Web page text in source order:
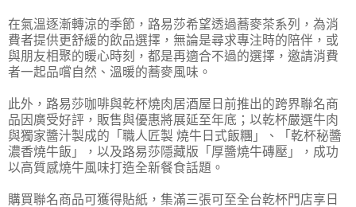
在氣溫逐漸轉涼的季節，路易莎希望透過蕎麥茶系列，為消
費者提供更舒緩的飲品選擇，無論是尋求專注時的陪伴，或
與朋友相聚的暖心時刻，都是再適合不過的選擇，邀請消費
者一起品嚐自然、溫暖的蕎麥風味。
此外，路易莎咖啡與乾杯燒肉居酒屋日前推出的跨界聯名商
品因廣受好評，販售與優惠將展延至年底；以乾杯嚴選牛肉
與獨家醬汁製成的「職人匠製 燒牛日式飯糰」、「乾杯秘醬
濃香燒牛飯」，以及路易莎隱藏版「厚醬燒牛磚壓」，成功
以高質感燒牛風味打造全新餐食話題。
購買聯名商品可獲得貼紙，集滿三張可至全台乾杯門店享日